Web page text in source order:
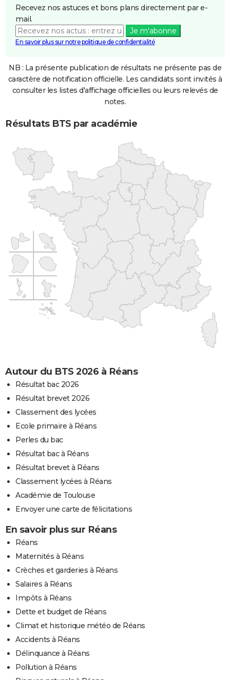
Recevez nos astuces et bons plans directement par e-
mail.
Je m'abonne
En savoir plus sur notre politique de confidentialité
NB : La présente publication de résultats ne présente pas de
caractère de notification officielle. Les candidats sont invités à
consulter les listes d'affichage officielles ou leurs relevés de
notes.
Résultats BTS par académie
Autour du BTS 2026 à Réans
Résultat bac 2026
Résultat brevet 2026
Classement des lycées
Ecole primaire à Réans
Perles du bac
Résultat bac à Réans
Résultat brevet à Réans
Classement lycées à Réans
Académie de Toulouse
Envoyer une carte de félicitations
En savoir plus sur Réans
Réans
Maternités à Réans
Crèches et garderies à Réans
Salaires à Réans
Impôts à Réans
Dette et budget de Réans
Climat et historique météo de Réans
Accidents à Réans
Délinquance à Réans
Pollution à Réans